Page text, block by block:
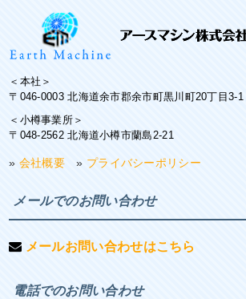
＜本社＞
〒046-0003 北海道余市郡余市町黒川町20丁目3-1
＜小樽事業所＞
〒048-2562 北海道小樽市蘭島2-21
» 会社概要 » プライバシーポリシー
メールでのお問い合わせ
メールお問い合わせはこちら
電話でのお問い合わせ